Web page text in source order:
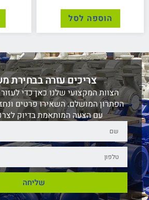
הוספה לסל
צריכים עזרה בבחירת
הצוות המקצועי שלנו כאן כדי
הפתרון המושלם. השאירו פרטים
עם הצעה המותאמת בדיוק
שליחה